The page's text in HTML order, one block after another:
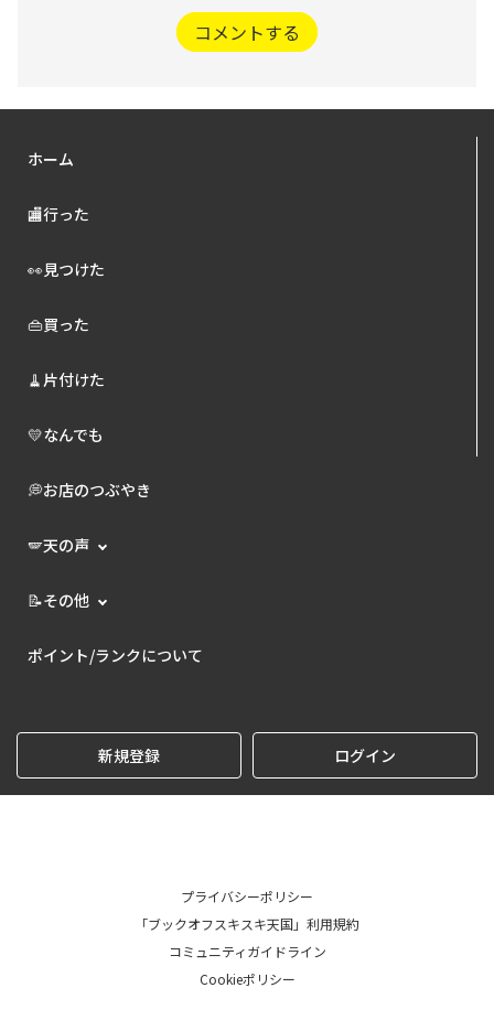
コメントする
ホーム
🏬行った
👀見つけた
👜買った
🧹片付けた
💛なんでも
💭お店のつぶやき
🪽天の声
📝その他
ポイント/ランクについて
新規登録 ログイン
プライバシーポリシー
「ブックオフスキスキ天国」利用規約
コミュニティガイドライン
Cookieポリシー